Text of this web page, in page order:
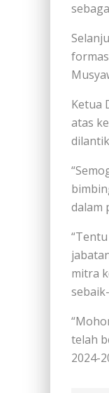
Ketua
atas
dalam
mitra
telah
2024-